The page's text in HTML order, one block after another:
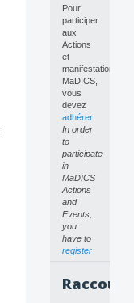
Pour
participer
aux
Actions
et
manifestations
MaDICS,
vous
devez
adhérer
In order
to
participate
in
MaDICS
Actions
and
Events,
you
have to
register